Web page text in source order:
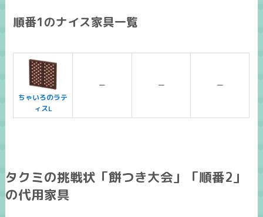
順番1のナイス家具一覧
ちゃいろのラテ
ィスL
ー ー ー
タクミの挑戦状「餅つき大会」「順番2」
の代用家具